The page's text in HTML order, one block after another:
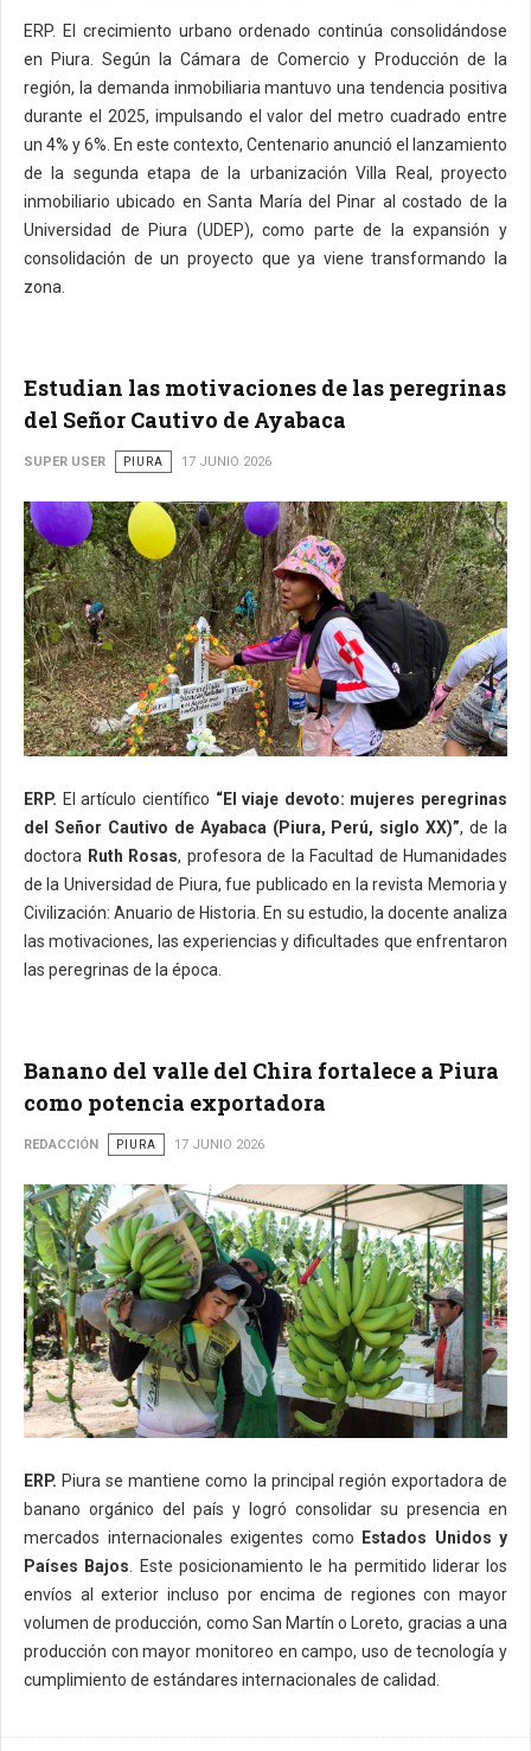
ERP. El crecimiento urbano ordenado continúa consolidándose
en Piura. Según la Cámara de Comercio y Producción de la
región, la demanda inmobiliaria mantuvo una tendencia positiva
durante el 2025, impulsando el valor del metro cuadrado entre
un 4% y 6%. En este contexto, Centenario anunció el lanzamiento
de la segunda etapa de la urbanización Villa Real, proyecto
inmobiliario ubicado en Santa María del Pinar al costado de la
Universidad de Piura (UDEP), como parte de la expansión y
consolidación de un proyecto que ya viene transformando la
zona.
Estudian las motivaciones de las peregrinas
del Señor Cautivo de Ayabaca
SUPER USER PIURA 17 JUNIO 2026
ERP. El artículo científico “El viaje devoto: mujeres peregrinas
del Señor Cautivo de Ayabaca (Piura, Perú, siglo XX)”, de la
doctora Ruth Rosas, profesora de la Facultad de Humanidades
de la Universidad de Piura, fue publicado en la revista Memoria y
Civilización: Anuario de Historia. En su estudio, la docente analiza
las motivaciones, las experiencias y dificultades que enfrentaron
las peregrinas de la época.
Banano del valle del Chira fortalece a Piura
como potencia exportadora
REDACCIÓN PIURA 17 JUNIO 2026
ERP. Piura se mantiene como la principal región exportadora de
banano orgánico del país y logró consolidar su presencia en
mercados internacionales exigentes como
Estados Unidos y
Países Bajos . Este posicionamiento le ha permitido liderar los
envíos al exterior incluso por encima de regiones con mayor
volumen de producción, como San Martín o Loreto, gracias a una
producción con mayor monitoreo en campo, uso de tecnología y
cumplimiento de estándares internacionales de calidad.